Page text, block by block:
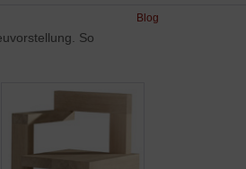
Blog
So